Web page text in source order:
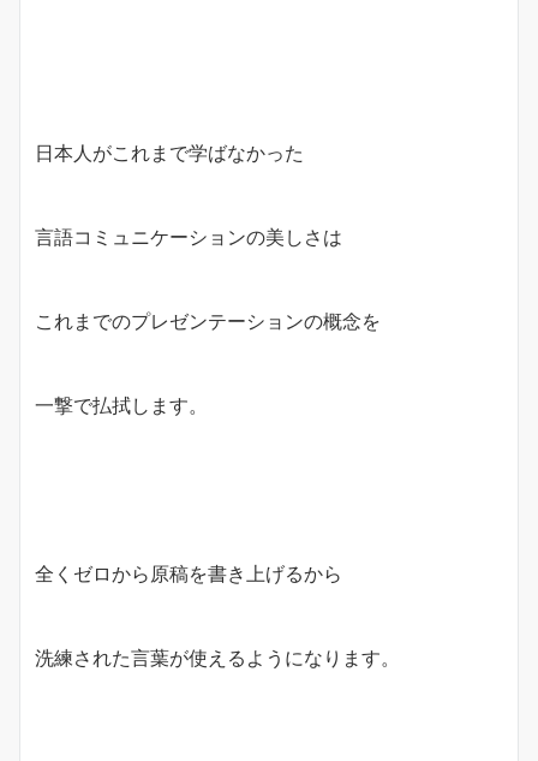
日本人がこれまで学ばなかった
言語コミュニケーションの美しさは
これまでのプレゼンテーションの概念を
一撃で払拭します。
全くゼロから原稿を書き上げるから
洗練された言葉が使えるようになります。